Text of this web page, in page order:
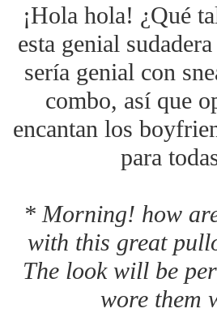
¡Hola hola! ¿Qué
esta genial
sería genial con
combo, así que
encantan los
para
* Morning! how
with this great
The look will be
wore them